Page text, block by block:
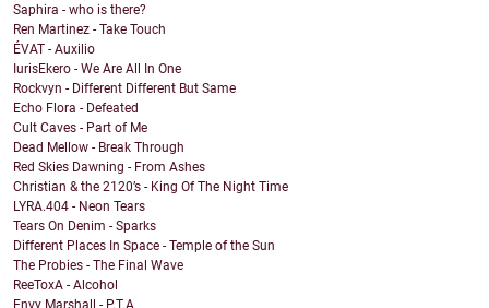
Saphira - who is there?
Ren Martinez - Take Touch
ÉVAT - Auxilio
IurisEkero - We Are All In One
Rockvyn - Different Different But Same
Echo Flora - Defeated
Cult Caves - Part of Me
Dead Mellow - Break Through
Red Skies Dawning - From Ashes
Christian & the 2120’s - King Of The Night Time
LYRA.404 - Neon Tears
Tears On Denim - Sparks
Different Places In Space - Temple of the Sun
The Probies - The Final Wave
ReeToxA - Alcohol
Envy Marshall - P.T.A